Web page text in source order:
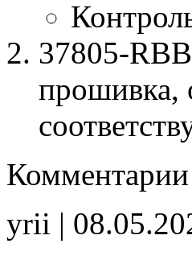
37805-
прошивка,
Комментарии
yrii |